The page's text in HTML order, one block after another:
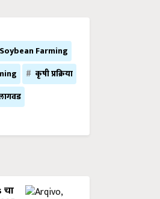
Soybean Farming
कृषी प्रक्रिया